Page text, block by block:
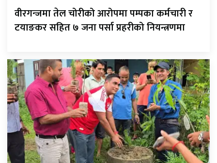
वीरगन्जमा तेल चोरीको आरोपमा पम्पका कर्मचारी र
टयाङकर सहित ७ जना पर्सा प्रहरीको नियन्त्रणमा